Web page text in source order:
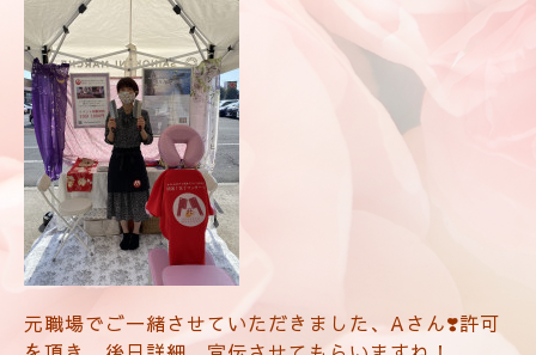
元職場でご一緒させていただきました、Aさん❣️許可